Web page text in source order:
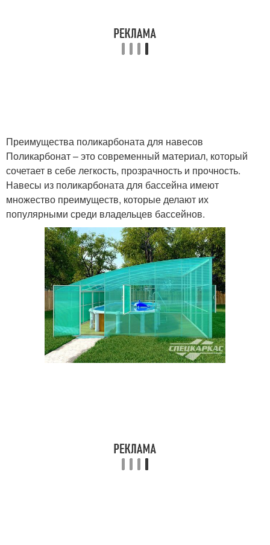
Преимущества поликарбоната для навесов
Поликарбонат – это современный материал, который
сочетает в себе легкость, прозрачность и прочность.
Навесы из поликарбоната для бассейна имеют
множество преимуществ, которые делают их
популярными среди владельцев бассейнов.